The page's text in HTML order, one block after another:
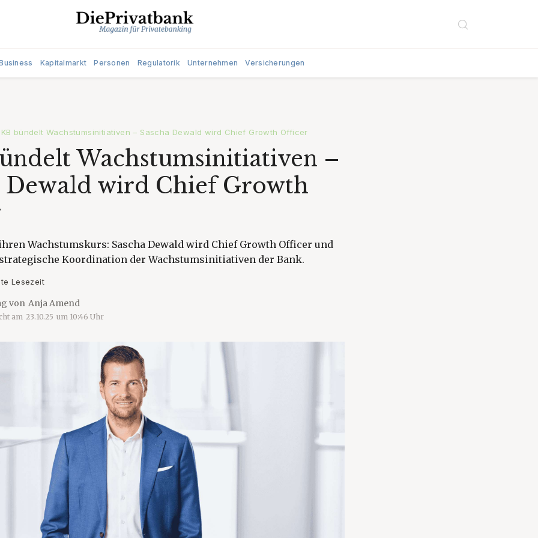
Kapitalmarkt Personen Regulatorik Unternehmen Versicherungen
bündelt Wachstumsinitiativen – Sascha Dewald wird Chief Growth Officer
Wachstumsinitiativen –
Dewald wird Chief Growth
Wachstumskurs: Sascha Dewald wird Chief Growth Officer und
Koordination der Wachstumsinitiativen der Bank.
Lesezeit
von Anja Amend
am 23.10.25 um 10:46 Uhr